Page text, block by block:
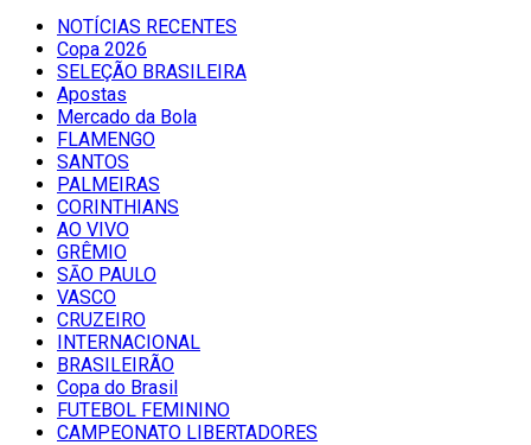
NOTÍCIAS RECENTES
Copa 2026
SELEÇÃO BRASILEIRA
Apostas
Mercado da Bola
FLAMENGO
SANTOS
PALMEIRAS
CORINTHIANS
AO VIVO
GRÊMIO
SĀO PAULO
VASCO
CRUZEIRO
INTERNACIONAL
BRASILEIRÃO
Copa do Brasil
FUTEBOL FEMININO
CAMPEONATO LIBERTADORES